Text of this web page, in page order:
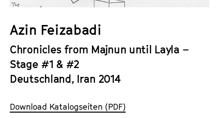
u
t
e
.
V
.
Azin Feizabadi
Chronicles from Majnun until Layla –
Stage #1 & #2
Deutschland, Iran 2014
Download Katalogseiten (PDF)